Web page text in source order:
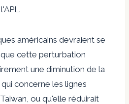
américains devraient se
cette perturbation
une diminution de la
concerne les lignes
ou qu'elle réduirait